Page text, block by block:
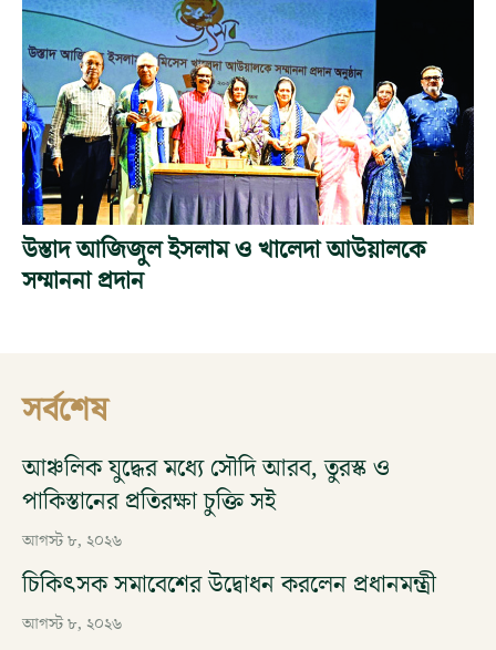
উস্তাদ আজিজুল ইসলাম ও খালেদা আউয়ালকে
সম্মাননা প্রদান
সর্বশেষ
আঞ্চলিক যুদ্ধের মধ্যে সৌদি আরব, তুরস্ক ও
পাকিস্তানের প্রতিরক্ষা চুক্তি সই
আগস্ট ৮, ২০২৬
চিকিৎসক সমাবেশের উদ্বোধন করলেন প্রধানমন্ত্রী
আগস্ট ৮, ২০২৬